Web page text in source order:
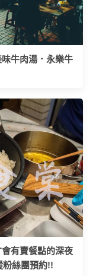
牛肉湯．永樂牛
有賣餐點的深夜
粉絲團預約!!